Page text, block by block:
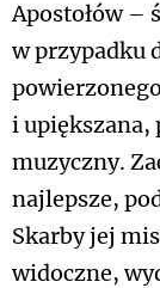
Apostołów –
w przypadku
i upiększana,
muzyczny.
najlepsze,
Skarby jej
widoczne,